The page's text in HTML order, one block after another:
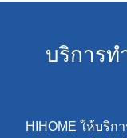
บริการ
HIHOME ให้บริก